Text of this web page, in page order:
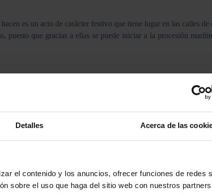
Detalles Acerca de las
el contenido y los anuncios, ofrecer funciones de redes
sobre el uso que haga del sitio web con nuestros
es un acto de carácter festivo que tiene lugar en las calles
puesto que gracias a ellas se puede iniciar a la procesión
el contrapàs (baile típico de la misa, el cual simbolizaba la
el contrapàs, sino que también la sardana. ¡Pero, de una
dar voz a las tradiciones pasadas. ¡No te lo pierdas y resérvate
cómo te lo has pasado y con quién has ido acompañado!